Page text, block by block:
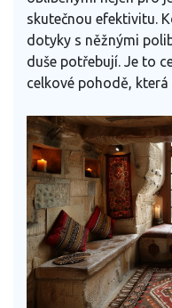
skutečnou efektivitu.
dotyky s něžnými
duše potřebují. Je to
celkové pohodě, která